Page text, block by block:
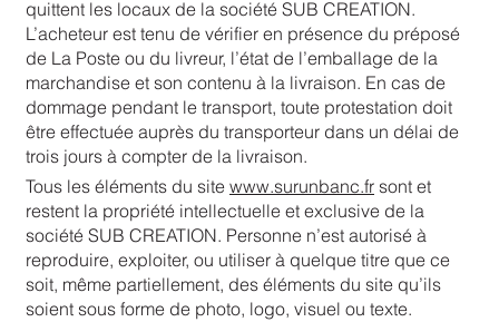
quittent les locaux de la société SUB CREATION.
L’acheteur est tenu de vérifier en présence du préposé
de La Poste ou du livreur, l’état de l’emballage de la
marchandise et son contenu à la livraison. En cas de
dommage pendant le transport, toute protestation doit
être effectuée auprès du transporteur dans un délai de
trois jours à compter de la livraison.
Tous les éléments du site www.surunbanc.fr sont et
restent la propriété intellectuelle et exclusive de la
société SUB CREATION. Personne n’est autorisé à
reproduire, exploiter, ou utiliser à quelque titre que ce
soit, même partiellement, des éléments du site qu’ils
soient sous forme de photo, logo, visuel ou texte.